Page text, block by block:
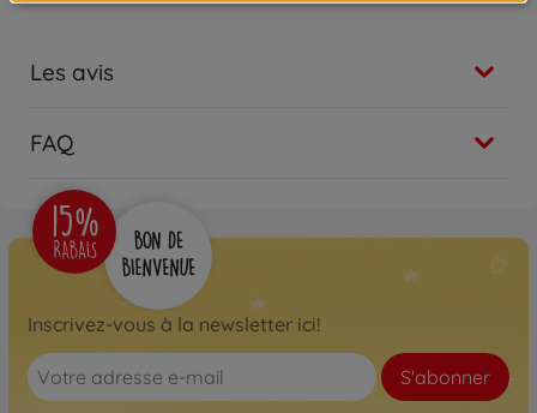
Les avis
FAQ
Inscrivez-vous à la newsletter ici!
S'abonner